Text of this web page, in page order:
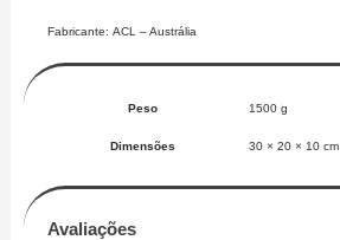
Fabricante: ACL – Austrália
Peso 1500 g
Dimensões 30 × 20 × 10 cm
Avaliações